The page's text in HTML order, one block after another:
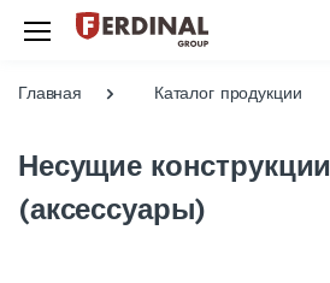
Главная Каталог продукции
Несущие конструкции
(аксессуары)